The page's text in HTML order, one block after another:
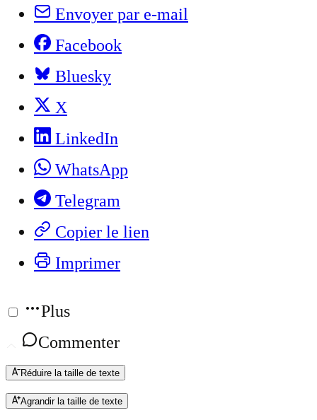
Envoyer par e-mail
Facebook
Bluesky
X
LinkedIn
WhatsApp
Telegram
Copier le lien
Imprimer
Plus
Commenter
Réduire la taille de texte
Agrandir la taille de texte